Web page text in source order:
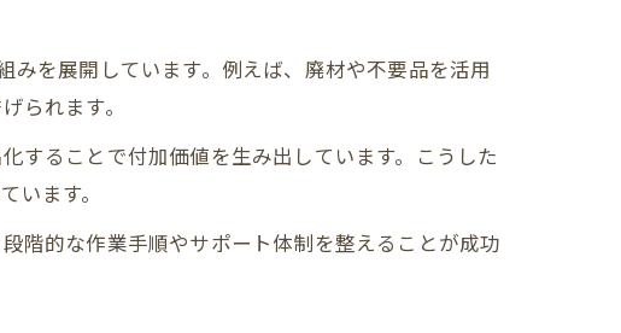
み
コツ
ト
点
を展開しています。例えば、廃材や不要品を活用
られます。
することで付加価値を生み出しています。こうした
います。
階的な作業手順やサポート体制を整えることが成功